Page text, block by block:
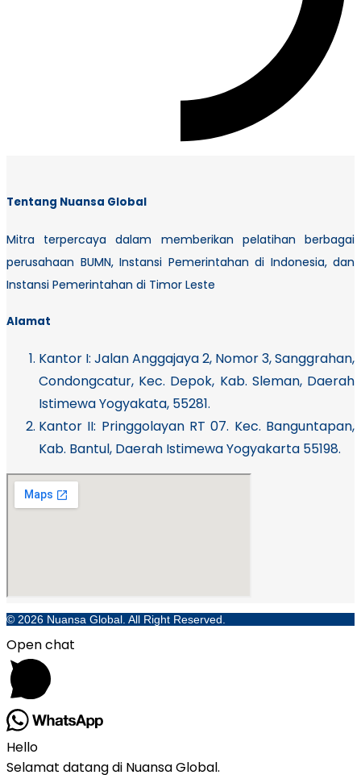
Tentang Nuansa Global
Mitra terpercaya dalam memberikan pelatihan berbagai
perusahaan BUMN, Instansi Pemerintahan di Indonesia, dan
Instansi Pemerintahan di Timor Leste
Alamat
Kantor I: Jalan Anggajaya 2, Nomor 3, Sanggrahan,
Condongcatur, Kec. Depok, Kab. Sleman, Daerah
Istimewa Yogyakata, 55281.
Kantor II: Pringgolayan RT 07. Kec. Banguntapan,
Kab. Bantul, Daerah Istimewa Yogyakarta 55198.
© 2026 Nuansa Global. All Right Reserved.
Open chat
Hello
Selamat datang di Nuansa Global.